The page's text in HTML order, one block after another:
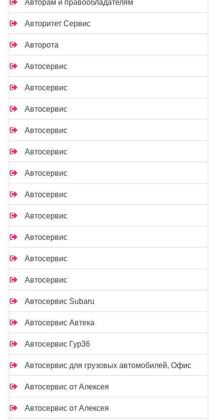
Авторам и правообладателям
Авторитет Сервис
Авторота
Автосервис
Автосервис
Автосервис
Автосервис
Автосервис
Автосервис
Автосервис
Автосервис
Автосервис
Автосервис
Автосервис
Автосервис Subaru
Автосервис Автека
Автосервис Гур36
Автосервис для грузовых автомобилей, Офис
Автосервис от Алексея
Автосервис от Алексея